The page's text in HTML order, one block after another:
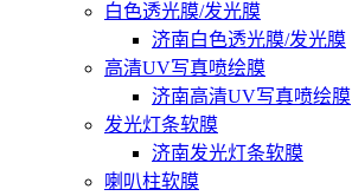
白色透光膜/发光膜
济南白色透光膜/发光膜
高清UV写真喷绘膜
济南高清UV写真喷绘膜
发光灯条软膜
济南发光灯条软膜
喇叭柱软膜